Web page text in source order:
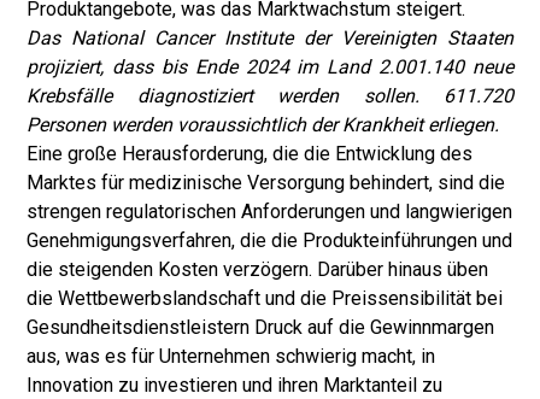
Produktangebote, was das Marktwachstum steigert.
Das National Cancer Institute der Vereinigten Staaten
projiziert, dass bis Ende 2024 im Land 2.001.140 neue
Krebsfälle diagnostiziert werden sollen. 611.720
Personen werden voraussichtlich der Krankheit erliegen.
Eine große Herausforderung, die die Entwicklung des
Marktes für medizinische Versorgung behindert, sind die
strengen regulatorischen Anforderungen und langwierigen
Genehmigungsverfahren, die die Produkteinführungen und
die steigenden Kosten verzögern. Darüber hinaus üben
die Wettbewerbslandschaft und die Preissensibilität bei
Gesundheitsdienstleistern Druck auf die Gewinnmargen
aus, was es für Unternehmen schwierig macht, in
Innovation zu investieren und ihren Marktanteil zu